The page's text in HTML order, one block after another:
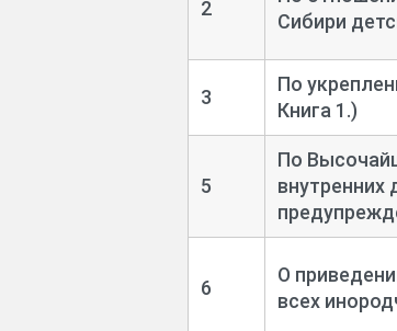
2
Сибири
3
По
Книга 1.)
5
По
6
О
всех